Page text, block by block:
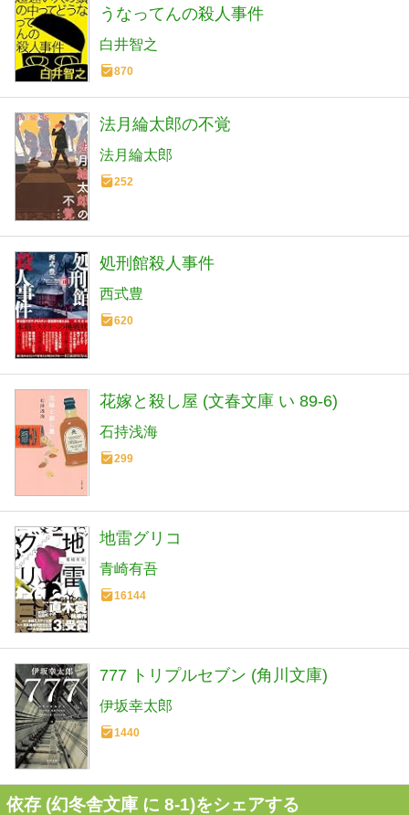
うなってんの殺人事件
白井智之
870
法月綸太郎の不覚
法月綸太郎
252
処刑館殺人事件
西式豊
620
花嫁と殺し屋 (文春文庫 い 89-6)
石持浅海
299
地雷グリコ
青崎有吾
16144
777 トリプルセブン (角川文庫)
伊坂幸太郎
1440
依存 (幻冬舎文庫 に 8-1)をシェアする